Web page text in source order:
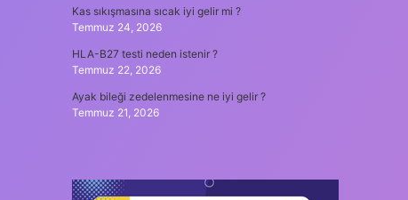
Kas sıkışmasına sıcak iyi gelir mi ?
Temmuz 24, 2026
HLA-B27 testi neden istenir ?
Temmuz 22, 2026
Ayak bileği zedelenmesine ne iyi gelir ?
Temmuz 21, 2026